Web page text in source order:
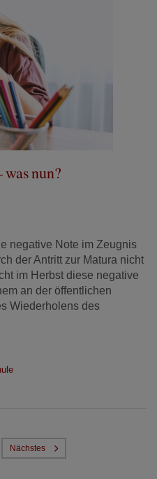
nun?
negative Note im Zeugnis
der Antritt zur Matura nicht
im Herbst diese negative
an der öffentlichen
Wiederholens des
Nächstes